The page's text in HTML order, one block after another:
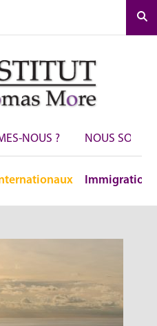
NOUS ? NOUS
Immigration